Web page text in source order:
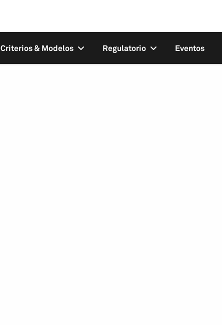
Criterios & Modelos Regulatorio Eventos